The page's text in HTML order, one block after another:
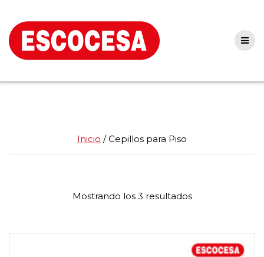
content
Inicio / Cepillos para Piso
Mostrando los 3 resultados